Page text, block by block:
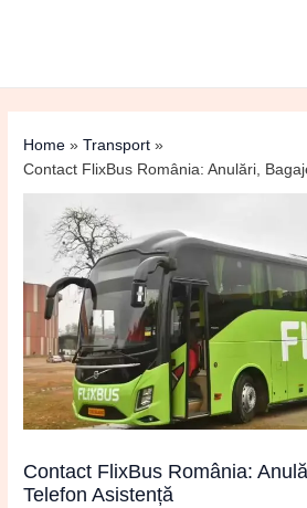
Home
Transport
Contact FlixBus România: Anulări,
Contact FlixBus România:
Telefon Asistență